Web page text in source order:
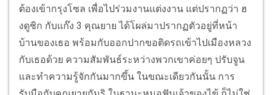
ต้องเข้ากรุงโซล เพื่อไปร่วมงานแต่งงาน แต่ปรากฏว่า ฮ
งดูชิก กับแก๊ง 3 คุณยาย ได้โผล่มาปรากฏตัวอยู่ที่หน้า
บ้านของเธอ พร้อมกับออกปากขอติดรถเข้าไปเมืองหลวง
กับเธอด้วย ความสัมพันธ์ระหว่างพวกเขาค่อยๆ ปรับจูน
และทำความรู้จักกันมากขึ้น ในขณะเดียวกันนั้น การ